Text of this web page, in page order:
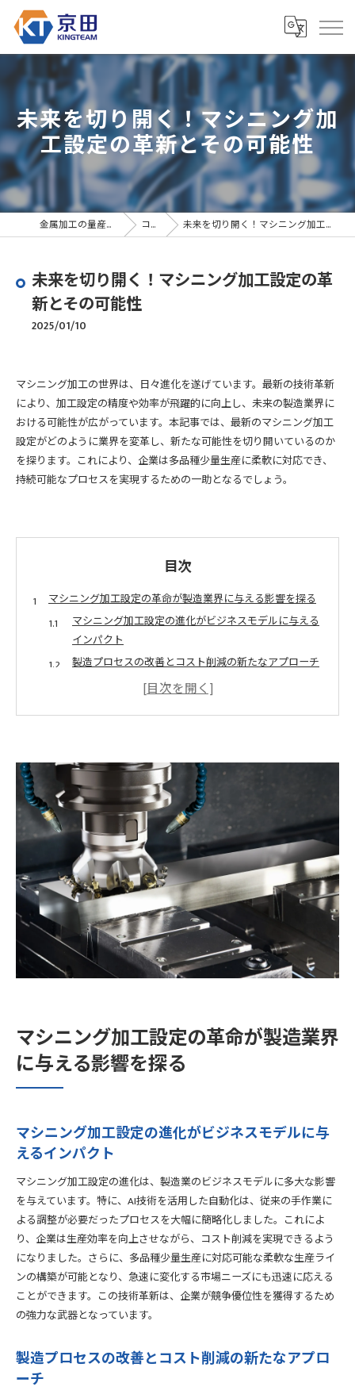
未来を切り開く！マシニング加
工設定の革新とその可能性
金属加工の量産なら京田精密 コラム 未来を切り開く！マシニング加工設定の革新とその可能性
未来を切り開く！マシニング加工設定の革
新とその可能性
2025/01/10
マシニング加工の世界は、日々進化を遂げています。最新の技術革新
により、加工設定の精度や効率が飛躍的に向上し、未来の製造業界に
おける可能性が広がっています。本記事では、最新のマシニング加工
設定がどのように業界を変革し、新たな可能性を切り開いているのか
を探ります。これにより、企業は多品種少量生産に柔軟に対応でき、
持続可能なプロセスを実現するための一助となるでしょう。
目次
マシニング加工設定の革命が製造業界に与える影響を探る
マシニング加工設定の進化がビジネスモデルに与える
インパクト
製造プロセスの改善とコスト削減の新たなアプローチ
競争力を高めるためのマシニング加工設定の戦略
デジタル技術と連携したマシニング加工設定の未来
最新技術とマシニング加工の融合がもたらす未来
AIとIoTの導入によるマシニング加工の進化
自動化技術がマシニング加工にもたらす可能性
革新的なソフトウェアが実現する加工の精度向上
リアルタイムデータ活用による加工プロセスの最適化
次世代マシニング加工におけるスマートファクトリー
の構築
未来志向の製造業界を支えるマシニング加工技術
マシニング加工の精度向上が生み出す生産性と効率の新時
生産性向上を実現するための加工手法の最適化
効率的な製造プロセスの整備による競争優位性
新しい制御技術が可能にする加工精度の向上
革新的な加工設定が企業の多様なニーズに応える方法
カスタム製品開発における加工設定の重要性
マシニング加工が提供する柔軟な生産ソリューション
多様な市場ニーズに対応するための加工技術の進化
製品設計の自由度を広げるマシニング加工の可能性
加工設定の革新による製造業界のニーズ適応力向上
顧客の期待を超えるためのマシニング加工の戦略
持続可能なプロセスを実現するマシニング加工の未来とは
環境負荷軽減を目指す加工技術の革新
廃棄物削減に貢献する持続可能な加工プロセス
マシニング加工設定の革命が製造業界
に与える影響を探る
マシニング加工設定の進化がビジネスモデルに与
えるインパクト
マシニング加工設定の進化は、製造業のビジネスモデルに多大な影響
を与えています。特に、AI技術を活用した自動化は、従来の手作業に
よる調整が必要だったプロセスを大幅に簡略化しました。これによ
り、企業は生産効率を向上させながら、コスト削減を実現できるよう
になりました。さらに、多品種少量生産に対応可能な柔軟な生産ライ
ンの構築が可能となり、急速に変化する市場ニーズにも迅速に応える
ことができます。この技術革新は、企業が競争優位性を獲得するため
の強力な武器となっています。
製造プロセスの改善とコスト削減の新たなアプロ
ーチ